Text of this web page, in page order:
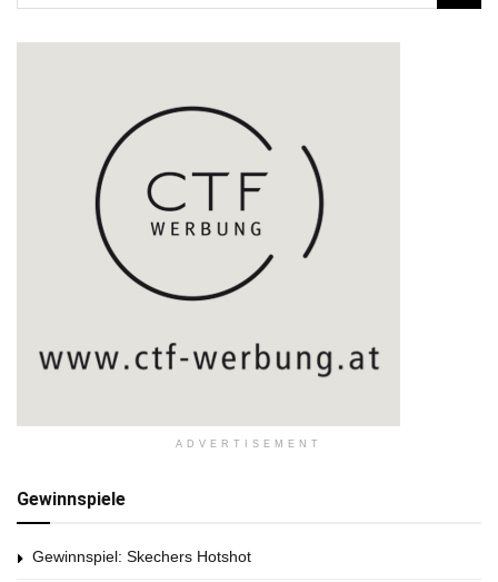
ADVERTISEMENT
Gewinnspiele
Gewinnspiel: Skechers Hotshot